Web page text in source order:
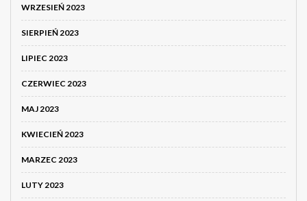
WRZESIEŃ 2023
SIERPIEŃ 2023
LIPIEC 2023
CZERWIEC 2023
MAJ 2023
KWIECIEŃ 2023
MARZEC 2023
LUTY 2023